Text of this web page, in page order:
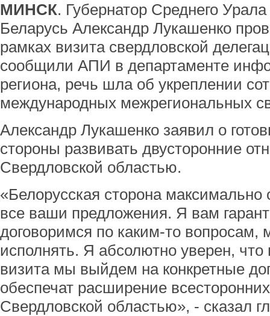
МИНСК. Губернатор Среднего
Беларусь Александр Лукашенко
рамках визита свердловской
сообщили АПИ в департаменте
региона, речь шла об укреплении
международных межрегиональных
Александр Лукашенко заявил о
стороны развивать двусторонние
Свердловской областью.
«Белорусская сторона максимально
все ваши предложения. Я вам
договоримся по каким-то вопросам,
исполнять. Я абсолютно уверен, что
визита мы выйдем на конкретные
обеспечат расширение
Свердловской областью», - сказал